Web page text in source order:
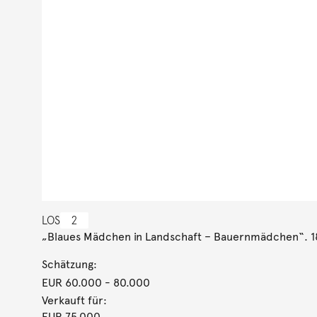
LOS 2
„Blaues Mädchen in Landschaft – Bauernmädchen“.
Schätzung:
EUR 60.000 - 80.000
Verkauft für: